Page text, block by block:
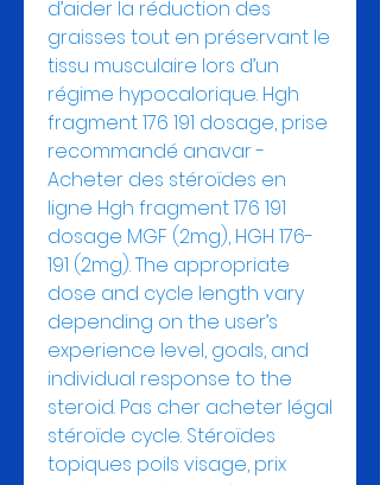
d’aider la réduction des
graisses tout en préservant le
tissu musculaire lors d’un
régime hypocalorique. Hgh
fragment 176 191 dosage, prise
recommandé anavar -
Acheter des stéroïdes en
ligne Hgh fragment 176 191
dosage MGF (2mg), HGH 176-
191 (2mg). The appropriate
dose and cycle length vary
depending on the user’s
experience level, goals, and
individual response to the
steroid. Pas cher acheter légal
stéroïde cycle. Stéroïdes
topiques poils visage, prix